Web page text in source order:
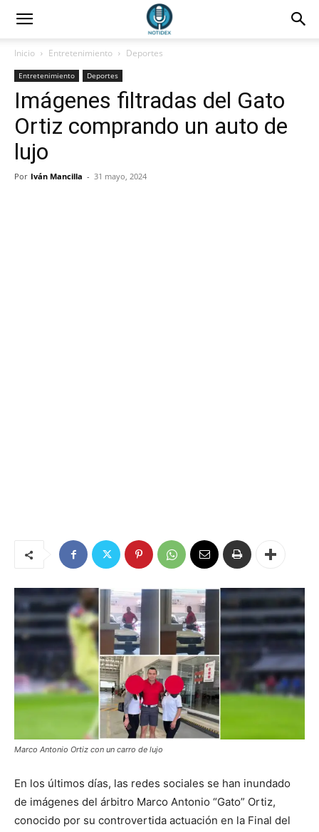
Inicio Entretenimiento Deportes
Entretenimiento Deportes
Imágenes filtradas del Gato
Ortiz comprando un auto de
lujo
Por Iván Mancilla - 31 mayo, 2024
Marco Antonio Ortiz con un carro de lujo
En los últimos días, las redes sociales se han inundado
de imágenes del árbitro Marco Antonio “Gato” Ortiz,
conocido por su controvertida actuación en la Final del